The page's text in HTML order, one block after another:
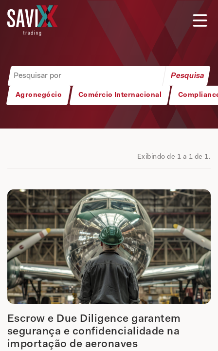
Agronegócio Comércio Internacional
Exibindo de 1 a 1 de 1.
Escrow e Due Diligence garantem
segurança e confidencialidade na
importação de aeronaves